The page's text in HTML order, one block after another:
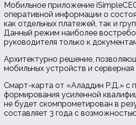
Мобильное приложение
оперативной информации о
как отдельных платежей, так и
Данный режим наиболее
руководителя только к
Архитектурно решение,
мобильных устройств и
Смарт-карта от «Аладдин Р.Д.» с
формирования усиленной
не будет скомпрометирован в
составляет 3 года с